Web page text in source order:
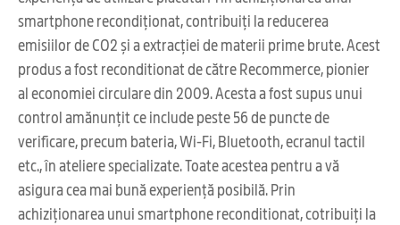
smartphone recondiționat, contribuiți la reducerea
emisiilor de CO2 și a extracției de materii prime brute. Acest
produs a fost reconditionat de către Recommerce, pionier
al economiei circulare din 2009. Acesta a fost supus unui
control amănunțit ce include peste 56 de puncte de
verificare, precum bateria, Wi-Fi, Bluetooth, ecranul tactil
etc., în ateliere specializate. Toate acestea pentru a vă
asigura cea mai bună experiență posibilă. Prin
achiziționarea unui smartphone reconditionat, cotribuiți la